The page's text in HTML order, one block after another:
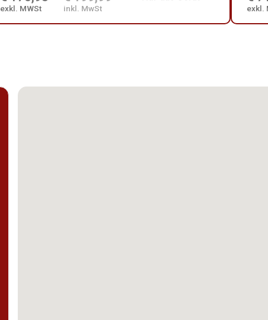
exkl. MWSt inkl. MwSt exkl.